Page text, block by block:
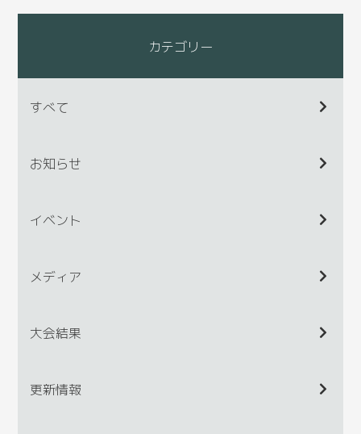
カテゴリー
すべて
お知らせ
イベント
メディア
大会結果
更新情報